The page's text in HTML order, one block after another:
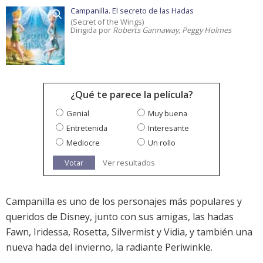
Campanilla. El secreto de las Hadas
(Secret of the Wings)
Dirigida por Roberts Gannaway, Peggy Holmes
¿Qué te parece la película?
Genial
Muy buena
Entretenida
Interesante
Mediocre
Un rollo
Votar
Ver resultados
Campanilla es uno de los personajes más populares y
queridos de Disney, junto con sus amigas, las hadas
Fawn, Iridessa, Rosetta, Silvermist y Vidia, y también una
nueva hada del invierno, la radiante Periwinkle.